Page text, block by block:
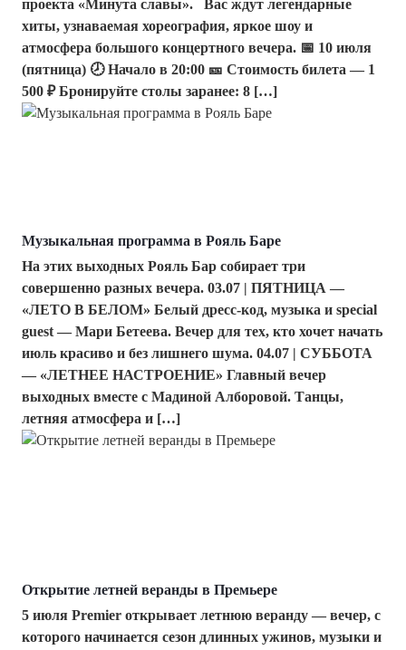
проекта «Минута славы». Вас ждут легендарные
хиты, узнаваемая хореография, яркое шоу и
атмосфера большого концертного вечера. 📅 10 июля
(пятница) 🕗 Начало в 20:00 🎫 Стоимость билета — 1
500 ₽ Бронируйте столы заранее: 8 […]
Музыкальная программа в Рояль Баре
На этих выходных Рояль Бар собирает три
совершенно разных вечера. 03.07 | ПЯТНИЦА —
«ЛЕТО В БЕЛОМ» Белый дресс-код, музыка и special
guest — Мари Бетеева. Вечер для тех, кто хочет начать
июль красиво и без лишнего шума. 04.07 | СУББОТА
— «ЛЕТНЕЕ НАСТРОЕНИЕ» Главный вечер
выходных вместе с Мадиной Алборовой. Танцы,
летняя атмосфера и […]
Открытие летней веранды в Премьере
5 июля Premier открывает летнюю веранду — вечер, с
которого начинается сезон длинных ужинов, музыки и